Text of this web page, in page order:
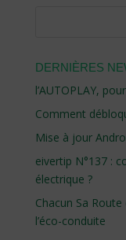
DERNIÈRES
l’AUTOPLAY,
Comment
Mise à jour
eivertip N°137 :
électrique ?
Chacun Sa
l’éco-conduite